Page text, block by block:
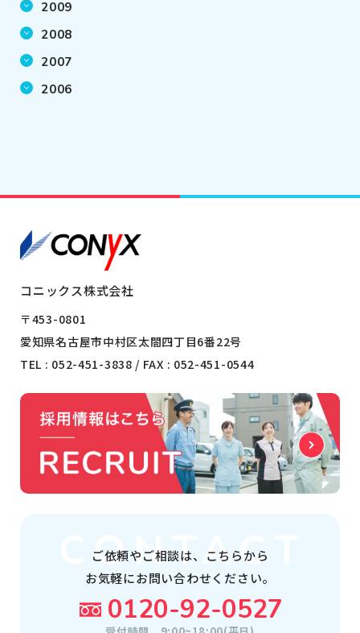
2009
2008
2007
2006
コニックス株式会社
〒453-0801
愛知県名古屋市中村区太閤四丁目6番22号
TEL : 052-451-3838 / FAX : 052-451-0544
ご依頼やご相談は、
こちらから
お気軽にお問い合わせください。
0120-92-0527